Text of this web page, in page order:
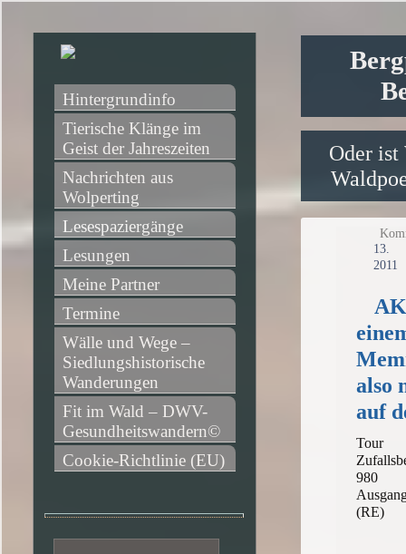
Oder ist
2011
also
auf
980
(RE)
Hintergrundinfo
Tierische Klänge im
Geist der Jahreszeiten
Nachrichten aus
Wolperting
Lesespaziergänge
Lesungen
Meine Partner
Termine
Wälle und Wege –
Siedlungshistorische
Wanderungen
Fit im Wald – DWV-
Gesundheitswandern©
Cookie-Richtlinie (EU)